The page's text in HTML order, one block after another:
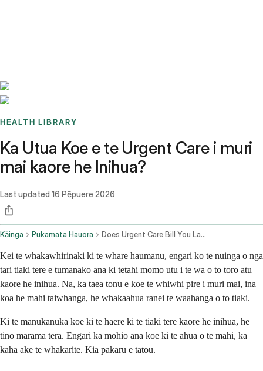
HEALTH LIBRARY
Ka Utua Koe e te Urgent Care i muri
mai kaore he Inihua?
Last updated 16 Pēpuere 2026
Kāinga Pukamata Hauora Does Urgent Care Bill You Later Without Insurance
Kei te whakawhirinaki ki te whare haumanu, engari ko te nuinga o nga
tari tiaki tere e tumanako ana ki tetahi momo utu i te wa o to toro atu
kaore he inihua. Na, ka taea tonu e koe te whiwhi pire i muri mai, ina
koa he mahi taiwhanga, he whakaahua ranei te waahanga o to tiaki.
Ki te manukanuka koe ki te haere ki te tiaki tere kaore he inihua, he
tino marama tera. Engari ka mohio ana koe ki te ahua o te mahi, ka
kaha ake te whakarite. Kia pakaru e tatou.